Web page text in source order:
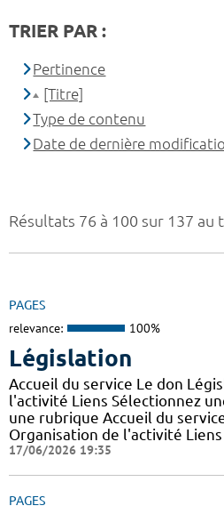
Résultats 76 à 100 sur 137 au
PAGES
relevance: 100%
Législation
Accueil du service Le don
l'activité Liens Sélectionnez
une rubrique Accueil du
Organisation de l'activité
17/06/2026 19:35
PAGES
TRIER PAR :
Pertinence
[Titre]
Type de contenu
Date de dernière